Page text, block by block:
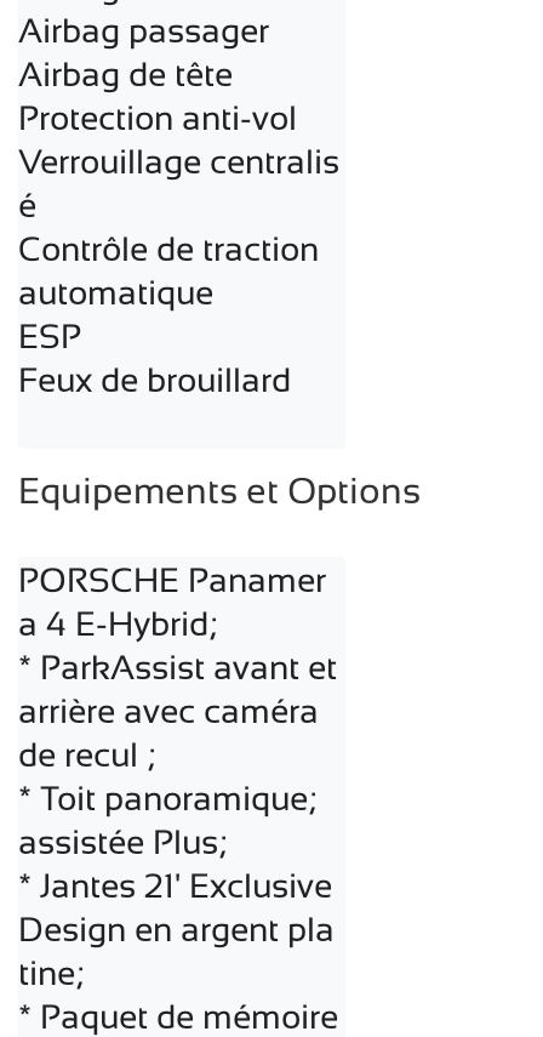
Airbag passager
Airbag de tête
Protection anti-vol
Verrouillage centralis
é
Contrôle de traction
automatique
ESP
Equipements et Options
PORSCHE Panamer
a 4 E-Hybrid;
* ParkAssist avant et
arrière avec caméra
de recul ;
* Toit panoramique;
assistée Plus;
* Jantes 21' Exclusive
Design en argent pla
tine;
* Paquet de mémoire